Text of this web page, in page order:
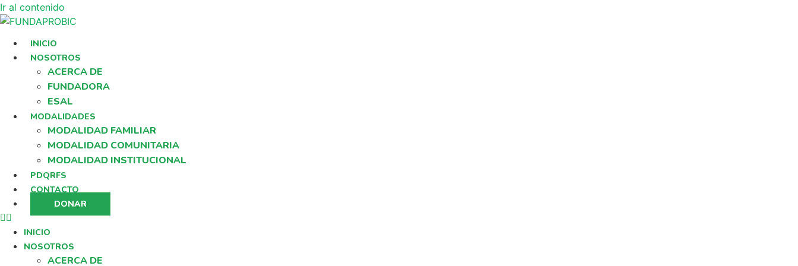
Ir al contenido
INICIO
NOSOTROS
ACERCA DE
FUNDADORA
ESAL
MODALIDADES
MODALIDAD FAMILIAR
MODALIDAD COMUNITARIA
MODALIDAD INSTITUCIONAL
PDQRFS
CONTACTO
DONAR
INICIO
NOSOTROS
ACERCA DE